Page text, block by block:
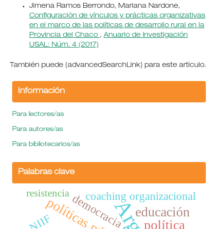
Jimena Ramos Berrondo, Mariana Nardone,
Configuración de vínculos y prácticas organizativas
en el marco de las políticas de desarrollo rural en la
Provincia del Chaco , Anuario de Investigación
USAL: Núm. 4 (2017)
También puede {advancedSearchLink} para este artículo.
Información
Para lectores/as
Para autores/as
Para bibliotecarios/as
Palabras clave
educación
política
democracia
coaching organizacional
NIIF
resistencia